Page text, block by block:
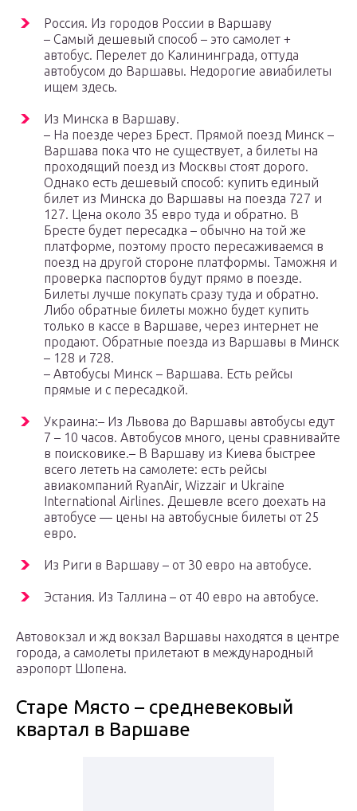
Россия. Из городов России в Варшаву
– Самый дешевый способ – это самолет +
автобус. Перелет до Калининграда, оттуда
автобусом до Варшавы. Недорогие авиабилеты
ищем здесь.
Из Минска в Варшаву.
– На поезде через Брест. Прямой поезд Минск –
Варшава пока что не существует, а билеты на
проходящий поезд из Москвы стоят дорого.
Однако есть дешевый способ: купить единый
билет из Минска до Варшавы на поезда 727 и
127. Цена около 35 евро туда и обратно. В
Бресте будет пересадка – обычно на той же
платформе, поэтому просто пересаживаемся в
поезд на другой стороне платформы. Таможня и
проверка паспортов будут прямо в поезде.
Билеты лучше покупать сразу туда и обратно.
Либо обратные билеты можно будет купить
только в кассе в Варшаве, через интернет не
продают. Обратные поезда из Варшавы в Минск
– 128 и 728.
– Автобусы Минск – Варшава. Есть рейсы
прямые и с пересадкой.
Украина:– Из Львова до Варшавы автобусы едут
7 – 10 часов. Автобусов много, цены сравнивайте
в поисковике.– В Варшаву из Киева быстрее
всего лететь на самолете: есть рейсы
авиакомпаний RyanAir, Wizzair и Ukraine
International Airlines. Дешевле всего доехать на
автобусе — цены на автобусные билеты от 25
евро.
Из Риги в Варшаву – от 30 евро на автобусе.
Эстания. Из Таллина – от 40 евро на автобусе.
Автовокзал и жд вокзал Варшавы находятся в центре
города, а самолеты прилетают в международный
аэропорт Шопена.
Старе Място – средневековый
квартал в Варшаве